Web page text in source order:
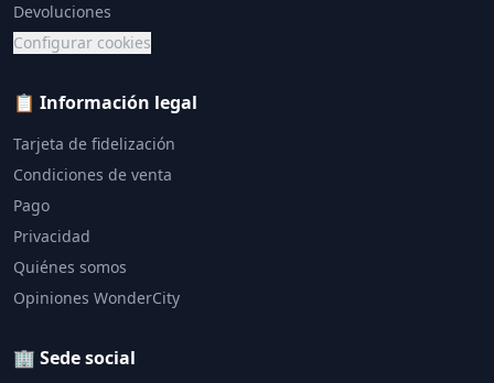
Devoluciones
Configurar cookies
📋 Información legal
Tarjeta de fidelización
Condiciones de venta
Pago
Privacidad
Quiénes somos
Opiniones WonderCity
🏢 Sede social